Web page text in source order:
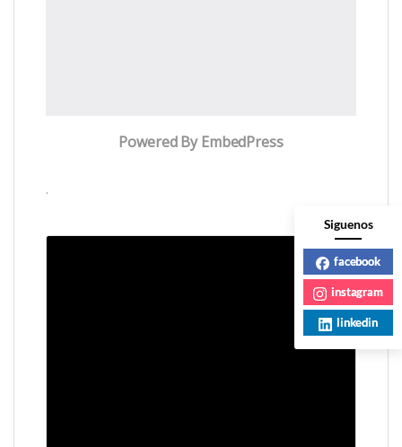
Powered By EmbedPress
.
Siguenos
facebook
instagram
linkedin